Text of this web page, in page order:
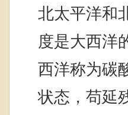
北太平洋和
度是大西洋
西洋称为碳
状态，苟延